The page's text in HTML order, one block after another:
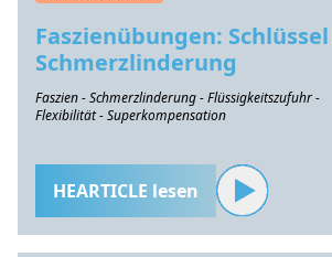
Faszienübungen:
Schmerzlinderung
Faszien - Schmerzlinderung - Flüssigkeitszufuhr -
Flexibilität - Superkompensation
HEARTICLE lesen